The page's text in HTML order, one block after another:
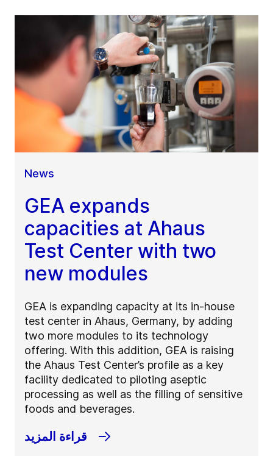
News
GEA expands
capacities at Ahaus
Test Center with two
new modules
GEA is expanding capacity at its in-house
test center in Ahaus, Germany, by adding
two more modules to its technology
offering. With this addition, GEA is raising
the Ahaus Test Center’s profile as a key
facility dedicated to piloting aseptic
processing as well as the filling of sensitive
foods and beverages.
قراءة المزيد